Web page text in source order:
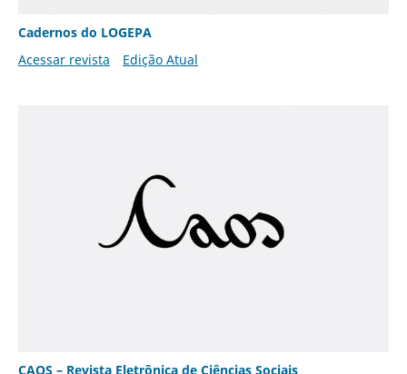
Cadernos do LOGEPA
Acessar revista
Edição Atual
CAOS – Revista Eletrônica de Ciências Sociais